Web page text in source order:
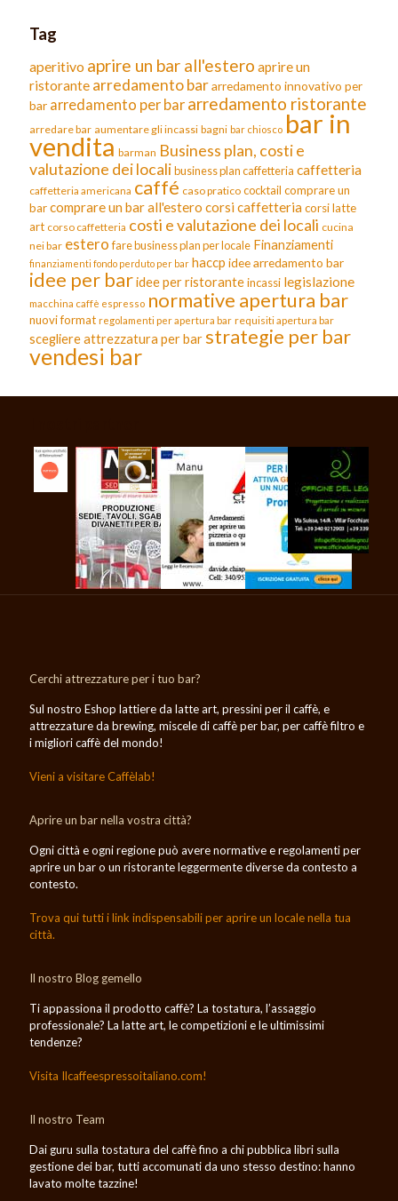
Tag
aperitivo aprire un bar all'estero aprire un
ristorante arredamento bararredamento innovativo per
bar arredamento per bar arredamento ristorante
arredare bar aumentare gli incassi bagni bar chiosco bar in
vendita barman Business plan, costi e
valutazione dei localibusiness plan caffetteria caffetteria
caffetteria americana caffé caso pratico cocktail comprare un
barcomprare un bar all'estero corsi caffetteriacorsi latte
art corso caffetteria costi e valutazione dei locali cucina
nei bar estero fare business plan per locale Finanziamenti
finanziamenti fondo perduto per bar haccp idee arredamento bar
idee per baridee per ristoranteincassi legislazione
macchina caffè espresso normative apertura bar
nuovi format regolamenti per apertura bar requisiti apertura bar
scegliere attrezzatura per bar strategie per bar
vendesi bar
Cerchi attrezzature per i tuo bar?
Sul nostro Eshop lattiere da latte art, pressini per il caffè, e
attrezzature da brewing, miscele di caffè per bar, per caffè filtro e
i migliori caffè del mondo!
Vieni a visitare Caffèlab!
Aprire un bar nella vostra città?
Ogni città e ogni regione può avere normative e regolamenti per
aprire un bar o un ristorante leggermente diverse da contesto a
contesto.
Trova qui tutti i link indispensabili per aprire un locale nella tua
città.
Il nostro Blog gemello
Ti appassiona il prodotto caffè? La tostatura, l’assaggio
professionale? La latte art, le competizioni e le ultimissimi
tendenze?
Visita Ilcaffeespressoitaliano.com!
Il nostro Team
Dai guru sulla tostatura del caffè fino a chi pubblica libri sulla
gestione dei bar, tutti accomunati da uno stesso destino: hanno
lavato molte tazzine!